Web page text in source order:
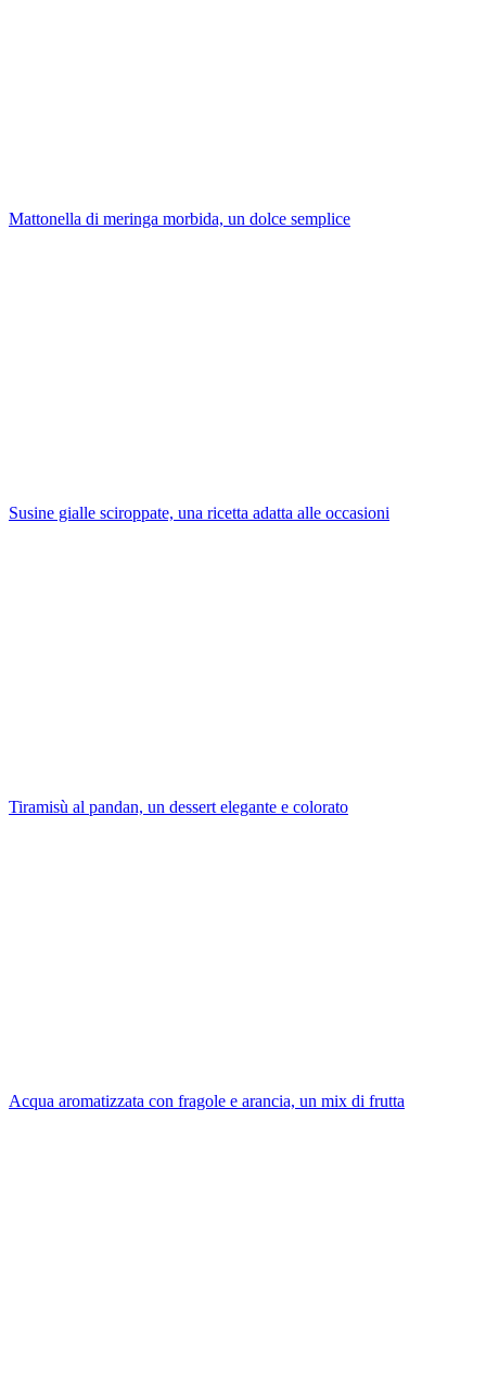
Mattonella di meringa morbida, un dolce semplice
Susine gialle sciroppate, una ricetta adatta alle occasioni
Tiramisù al pandan, un dessert elegante e colorato
Acqua aromatizzata con fragole e arancia, un mix di frutta